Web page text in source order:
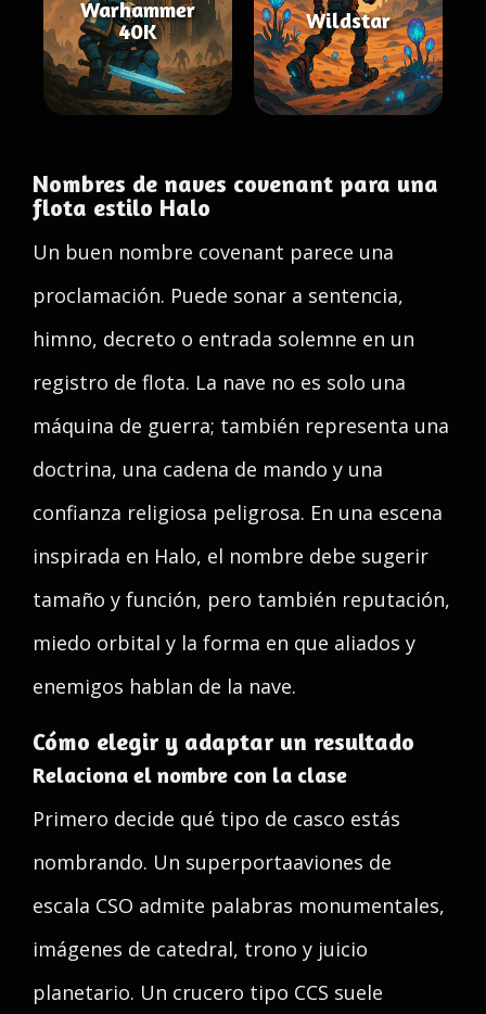
Warhammer
40K
Wildstar
Nombres de naves covenant para una
flota estilo Halo
Un buen nombre covenant parece una
proclamación. Puede sonar a sentencia,
himno, decreto o entrada solemne en un
registro de flota. La nave no es solo una
máquina de guerra; también representa una
doctrina, una cadena de mando y una
confianza religiosa peligrosa. En una escena
inspirada en Halo, el nombre debe sugerir
tamaño y función, pero también reputación,
miedo orbital y la forma en que aliados y
enemigos hablan de la nave.
Cómo elegir y adaptar un resultado
Relaciona el nombre con la clase
Primero decide qué tipo de casco estás
nombrando. Un superportaaviones de
escala CSO admite palabras monumentales,
imágenes de catedral, trono y juicio
planetario. Un crucero tipo CCS suele